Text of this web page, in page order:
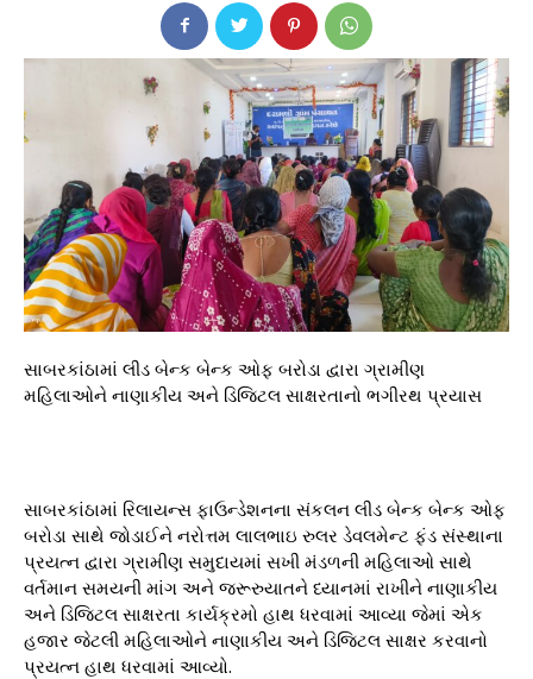
સાબરકાંઠામાં લીડ બેન્ક બેન્ક ઓફ બરોડા દ્વારા ગ્રામીણ
મહિલાઓને નાણાકીય અને ડિજિટલ સાક્ષરતાનો ભગીરથ પ્રયાસ
સાબરકાંઠામાં રિલાયન્સ ફાઉન્ડેશનના સંકલન લીડ બેન્ક બેન્ક ઓફ
બરોડા સાથે જોડાઈને નરોત્તમ લાલભાઇ રુલર ડેવલમેન્ટ ફંડ સંસ્થાના
પ્રયત્ન દ્વારા ગ્રામીણ સમુદાયમાં સખી મંડળની મહિલાઓ સાથે
વર્તમાન સમયની માંગ અને જરૂરુયાતને ધ્યાનમાં રાખીને નાણાકીય
અને ડિજિટલ સાક્ષરતા કાર્યક્રમો હાથ ધરવામાં આવ્યા જેમાં એક
હજાર જેટલી મહિલાઓને નાણાકીય અને ડિજિટલ સાક્ષર કરવાનો
પ્રયત્ન હાથ ધરવામાં આવ્યો.